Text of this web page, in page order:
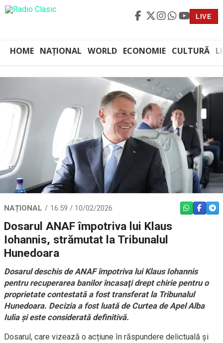
LIVE
HOME NAȚIONAL WORLD ECONOMIE CULTURĂ
NAȚIONAL 16:59 / 10/02/2026 WHATSAPP
Dosarul ANAF împotriva lui Klaus
Iohannis, strămutat la Tribunalul
Hunedoara
Dosarul deschis de ANAF împotriva lui Klaus Iohannis
pentru recuperarea banilor încasaţi drept chirie pentru o
proprietate contestată a fost transferat la Tribunalul
Hunedoara. Decizia a fost luată de Curtea de Apel Alba
Iulia și este considerată definitivă.
Dosarul, care vizează o acțiune în răspundere delictuală și